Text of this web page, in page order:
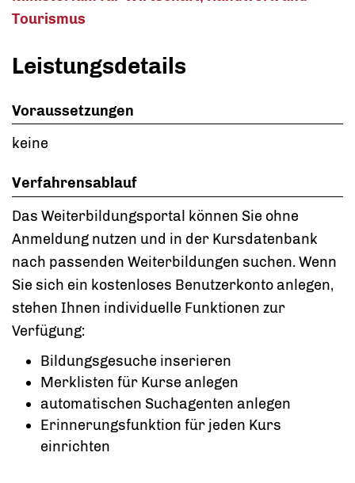
Tourismus
Leistungsdetails
Voraussetzungen
keine
Verfahrensablauf
Das Weiterbildungsportal können Sie ohne
Anmeldung nutzen und in der Kursdatenbank
nach passenden Weiterbildungen suchen. Wenn
Sie sich ein kostenloses Benutzerkonto anlegen,
stehen Ihnen individuelle Funktionen zur
Verfügung:
Bildungsgesuche inserieren
Merklisten für Kurse anlegen
automatischen Suchagenten anlegen
Erinnerungsfunktion für jeden Kurs
einrichten